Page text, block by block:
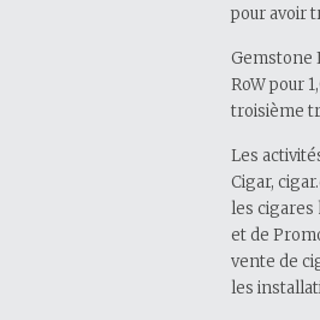
pour avoir
Gemstone
RoW pour
troisième
Les
Cigar,
les cigares
et de
vente de
les